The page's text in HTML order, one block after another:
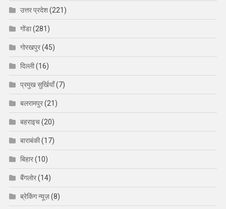
उत्तर प्रदेश(221)
गोंडा(281)
गोरखपुर(45)
दिल्ली(16)
प्रमुख सुर्खियाँ(7)
बलरामपुर(21)
बहराइच(20)
बाराबंकी(17)
बिहार(10)
बैंगलोर(14)
ब्रेकिंग न्यूज़(8)